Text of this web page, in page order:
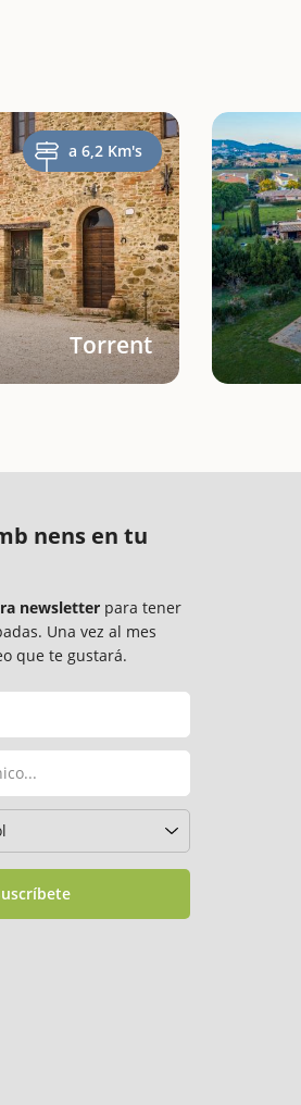
a 6,2 Km's
Torrent
nens en tu
newsletter para tener
Una vez al mes
que te gustará.